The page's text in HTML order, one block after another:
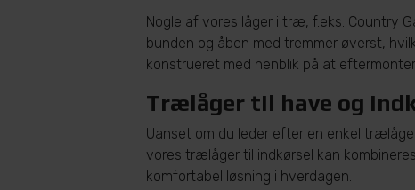
Nogle af vores låger i træ, f.eks. Country
bunden og åben med tremmer øverst,
konstrueret med henblik på at
Trælåger til have og
Uanset om du leder efter en enkel
vores trælåger til indkørsel kan
komfortabel løsning i hverdagen.